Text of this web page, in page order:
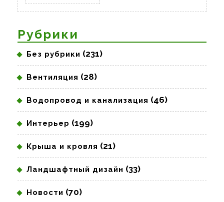
ДАЛЕЕ
Рубрики
Без рубрики (231)
Вентиляция (28)
Водопровод и канализация (46)
Интерьер (199)
Крыша и кровля (21)
Ландшафтный дизайн (33)
Новости (70)